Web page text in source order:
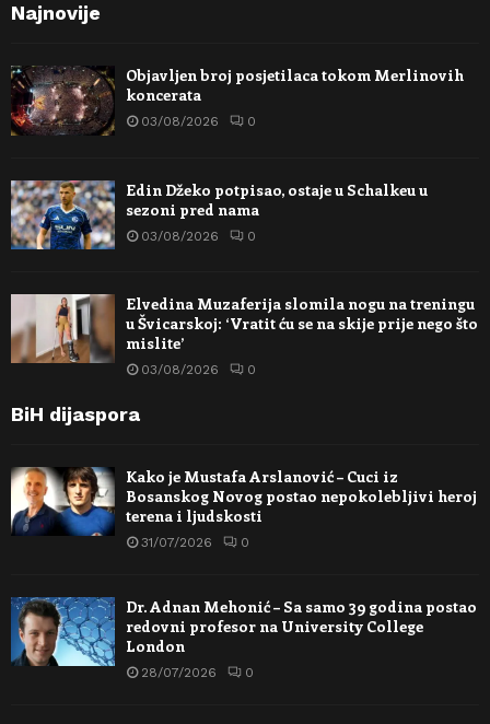
Najnovije
Objavljen broj posjetilaca tokom Merlinovih
koncerata
03/08/2026 0
Edin Džeko potpisao, ostaje u Schalkeu u
sezoni pred nama
03/08/2026 0
Elvedina Muzaferija slomila nogu na treningu
u Švicarskoj: ‘Vratit ću se na skije prije nego što
mislite’
03/08/2026 0
BiH dijaspora
Kako je Mustafa Arslanović – Cuci iz
Bosanskog Novog postao nepokolebljivi heroj
terena i ljudskosti
31/07/2026 0
Dr. Adnan Mehonić – Sa samo 39 godina postao
redovni profesor na University College
London
28/07/2026 0